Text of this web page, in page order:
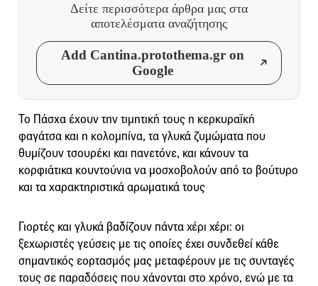
Δείτε περισσότερα άρθρα μας στα
αποτελέσματα αναζήτησης
Add Cantina.protothema.gr on
Google
Το Πάσχα έχουν την τιμητική τους η κερκυραϊκή
φαγάτσα και η κολομπίνα, τα γλυκά ζυμώματα που
θυμίζουν τσουρέκι και πανετόνε, και κάνουν τα
κορφιάτικα κουντούνια να μοσχοβολούν από το βούτυρο
και τα χαρακτηριστικά αρωματικά τους
Γιορτές και γλυκά βαδίζουν πάντα χέρι χέρι: οι
ξεχωριστές γεύσεις με τις οποίες έχει συνδεθεί κάθε
σημαντικός εορτασμός μας μεταφέρουν με τις συνταγές
τους σε παραδόσεις που χάνονται στο χρόνο, ενώ με τα